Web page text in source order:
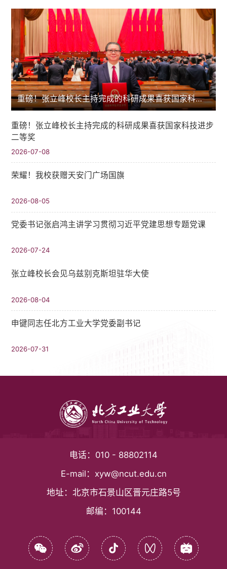
重磅！张立峰校长主持完成的科研成果喜获国家科技进步二等奖
重磅！张立峰校长主持完成的科研成果喜获国家科技进步
二等奖
2026-07-08
荣耀！我校获赠天安门广场国旗
2026-08-05
党委书记张启鸿主讲学习贯彻习近平党建思想专题党课
2026-07-24
张立峰校长会见乌兹别克斯坦驻华大使
2026-08-04
申键同志任北方工业大学党委副书记
2026-07-31
电话： 010 - 88802114
E-mail： xyw@ncut.edu.cn
地址： 北京市石景山区晋元庄路5号
邮编： 100144